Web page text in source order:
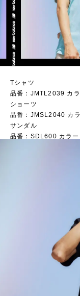
Tシャツ
品番：JMTL2039 カ
ショーツ
品番：JMSL2040 カ
サンダル
品番：SDL600 カラ